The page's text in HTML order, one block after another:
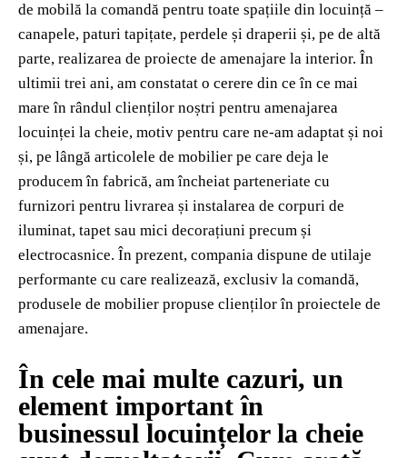
de mobilă la comandă pentru toate spațiile din locuință –
canapele, paturi tapițate, perdele și draperii și, pe de altă
parte, realizarea de proiecte de amenajare la interior. În
ultimii trei ani, am constatat o cerere din ce în ce mai
mare în rândul clienților noștri pentru amenajarea
locuinței la cheie, motiv pentru care ne-am adaptat și noi
și, pe lângă articolele de mobilier pe care deja le
producem în fabrică, am încheiat parteneriate cu
furnizori pentru livrarea și instalarea de corpuri de
iluminat, tapet sau mici decorațiuni precum și
electrocasnice. În prezent, compania dispune de utilaje
performante cu care realizează, exclusiv la comandă,
produsele de mobilier propuse clienților în proiectele de
amenajare.
În cele mai multe cazuri, un
element important în
businessul locuințelor la cheie